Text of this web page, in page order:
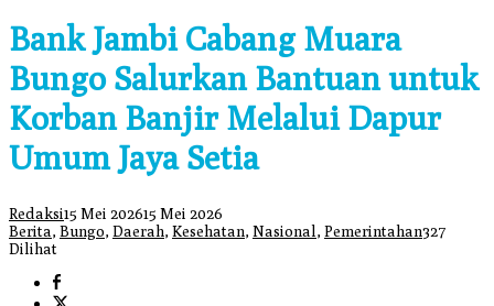
Bank Jambi Cabang Muara
Bungo Salurkan Bantuan untuk
Korban Banjir Melalui Dapur
Umum Jaya Setia
Redaksi15 Mei 202615 Mei 2026
Berita, Bungo, Daerah, Kesehatan, Nasional , Pemerintahan327
Dilihat